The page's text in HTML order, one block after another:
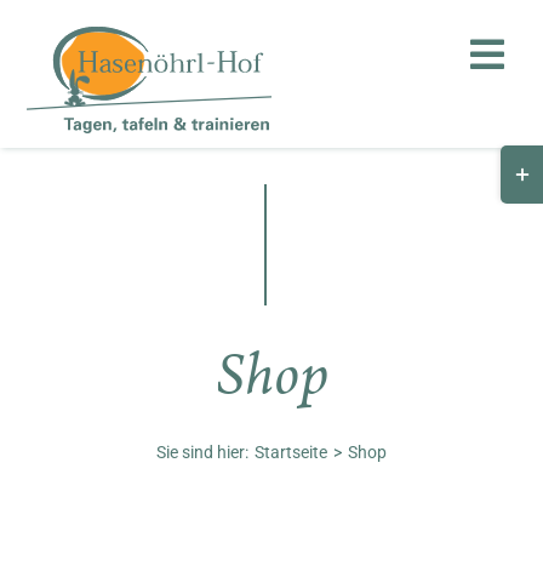
springen
Unternehmen
Shop
Sie sind hier: Startseite Shop